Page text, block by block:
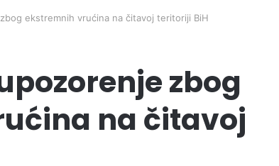
ekstremnih vrućina na čitavoj teritoriji BiH
zbog
na čitavoj